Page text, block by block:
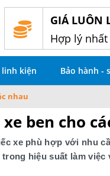
GIÁ LUÔN
Hợp lý nhất
kiện Bảo hành -
nhau
ben cho
xe phù hợp với nhu
hiệu suất làm